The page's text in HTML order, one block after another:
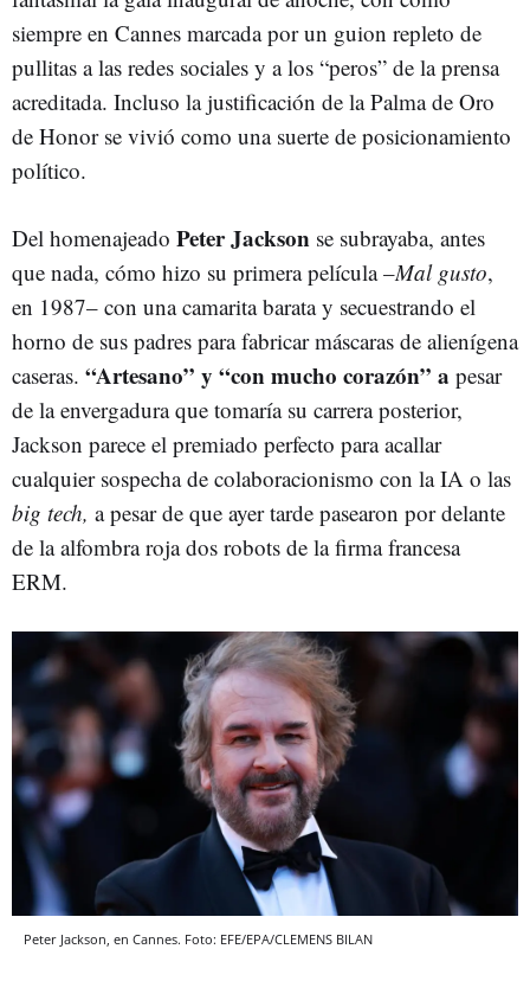
siempre en Cannes marcada por un guion repleto de
pullitas a las redes sociales y a los “peros” de la prensa
acreditada. Incluso la justificación de la Palma de Oro
de Honor se vivió como una suerte de posicionamiento
político.
Del homenajeado Peter Jackson se subrayaba, antes
que nada, cómo hizo su primera película –Mal gusto,
en 1987– con una camarita barata y secuestrando el
horno de sus padres para fabricar máscaras de alienígena
caseras. “Artesano” y “con mucho corazón” a pesar
de la envergadura que tomaría su carrera posterior,
Jackson parece el premiado perfecto para acallar
cualquier sospecha de colaboracionismo con la IA o las
big tech, a pesar de que ayer tarde pasearon por delante
de la alfombra roja dos robots de la firma francesa
ERM.
Peter Jackson, en Cannes. Foto: EFE/EPA/CLEMENS BILAN